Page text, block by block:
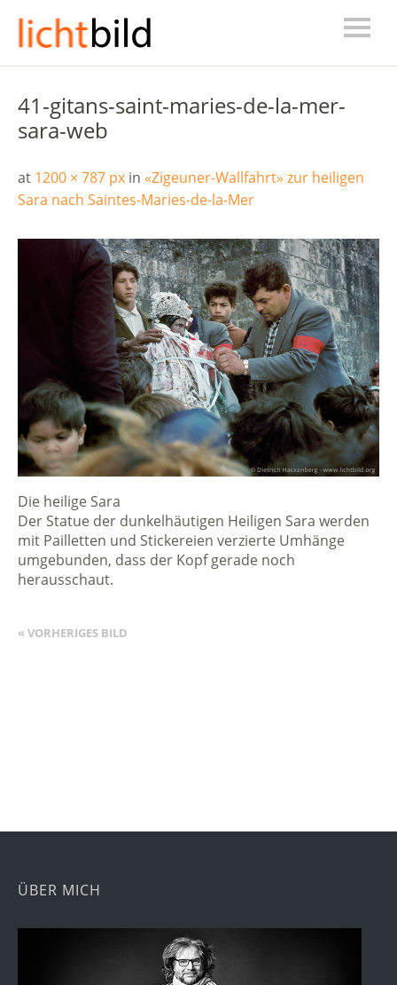
41-gitans-saint-maries-de-la-mer-
sara-web
at 1200 × 787 px in «Zigeuner-Wallfahrt» zur heiligen
Sara nach Saintes-Maries-de-la-Mer
Die heilige Sara
Der Statue der dunkelhäutigen Heiligen Sara werden
mit Pailletten und Stickereien verzierte Umhänge
umgebunden, dass der Kopf gerade noch
herausschaut.
« VORHERIGES BILD
ÜBER MICH